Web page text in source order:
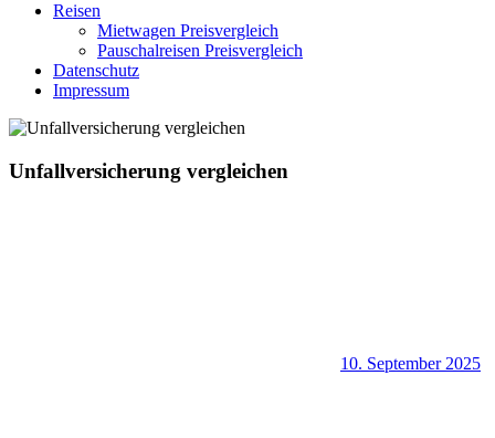
Reisen
Mietwagen Preisvergleich
Pauschalreisen Preisvergleich
Datenschutz
Impressum
Unfallversicherung vergleichen
10. September 2025